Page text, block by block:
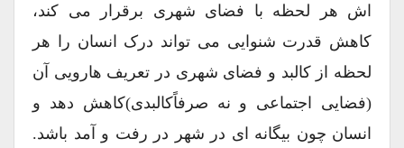
اش هر لحظه با فضای شهری برقرار می کند،
کاهش قدرت شنوایی می تواند درک انسان را هر
لحظه از کالبد و فضای شهری در تعریف هارویی آن
(فضایی اجتماعی و نه صرفاًکالبدی)کاهش دهد و
انسان چون بیگانه ای در شهر در رفت و آمد باشد.